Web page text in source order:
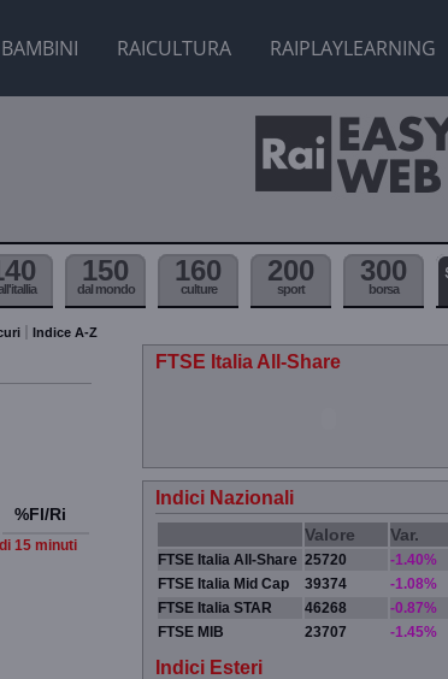
BAMBINI RAICULTURA RAIPLAYLEARNING
150
dal mondo
160
culture
200
sport
300
borsa
Indice A-Z
%Fl/Ri
15 minuti
FTSE Italia All-Share
Indici Nazionali
Valore Var.
FTSE Italia All-Share 25720
-1.40%
FTSE Italia Mid Cap
39374
-1.08%
FTSE Italia STAR
46268
-0.87%
FTSE MIB
23707 -1.45%
Indici Esteri